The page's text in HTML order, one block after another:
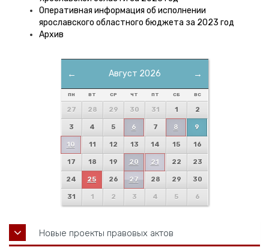
Оперативная информация об исполнении
ярославского областного бюджета за 2023 год
Архив
← →
Август 2026
ПН ВТ СР ЧТ ПТ СБ ВС
27 28 29 30 31 1 2
3 4 5 6 7 8 9
10 11 12 13 14 15 16
17 18 19 20 21 22 23
24 25 26 27 28 29 30
31 1 2 3 4 5 6
Новые проекты правовых актов